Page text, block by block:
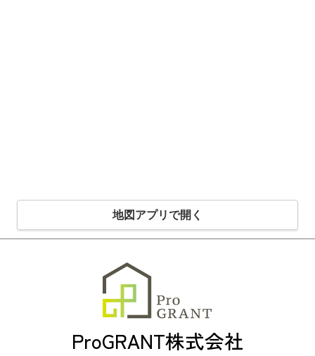
地図アプリで開く
ProGRANT株式会社